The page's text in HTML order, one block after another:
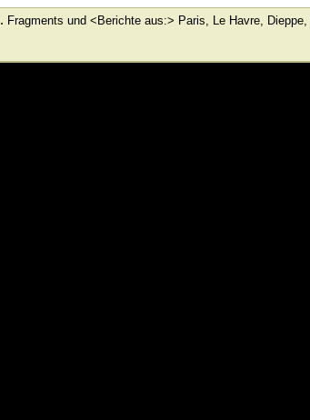
. Fragments und <Berichte aus:> Paris, Le Havre,